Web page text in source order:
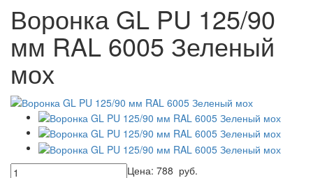
Воронка GL PU 125/90
мм RAL 6005 Зеленый
мох
Цена: 788 руб.